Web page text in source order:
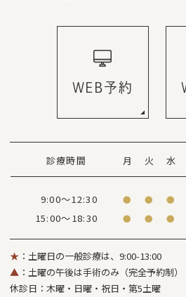
WEB予約
診療時間 月 火 水
9:00～12:30 ● ● ●
15:00～18:30
● ● ●
★ ：土曜日の一般診療は、9:00-13:00
▲ ：土曜の午後は手術のみ（完全予約制）
休診日：木曜・日曜・祝日・第5土曜